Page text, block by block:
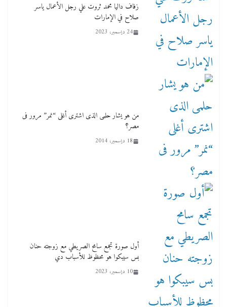
زفاف داليا محمد ثروت علي رجل الأعمال ياسر
صلاح في الإمارات
24 ديسمبر، 2023
من هو يشار حلمى الذى اشترى أغلى “نمر” مرور فى
مصر؟
18 ديسمبر، 2014
أول صورة تجمع سامح الصريطي مع زوجته حنان
بس سيبكوا هو محظوظ للأسباب دي
10 ديسمبر، 2023